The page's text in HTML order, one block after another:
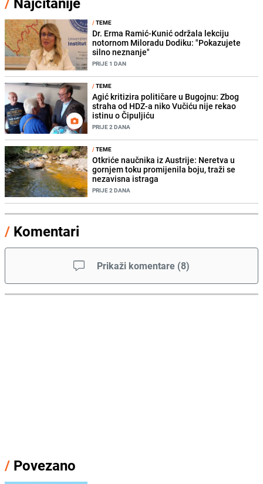
/TEME
Dr. Erma Ramić-Kunić održala lekciju
notornom Miloradu Dodiku: "Pokazujete
silno neznanje"
PRIJE 1 DAN
/TEME
Agić kritizira političare u Bugojnu: Zbog
straha od HDZ-a niko Vučiću nije rekao
istinu o Čipuljiću
PRIJE 2 DANA
/TEME
Otkriće naučnika iz Austrije: Neretva u
gornjem toku promijenila boju, traži se
nezavisna istraga
PRIJE 2 DANA
/ Komentari
Prikaži komentare (8)
/ Povezano